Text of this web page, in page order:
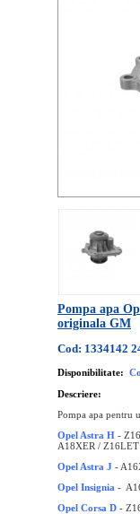
Pompa apa
originala GM
Cod: 1334142
Disponibilitate:
Descriere:
Pompa apa pentru
Opel Astra H -
A18XER /
Opel Astra J -
Opel Insignia -
Opel Corsa D -